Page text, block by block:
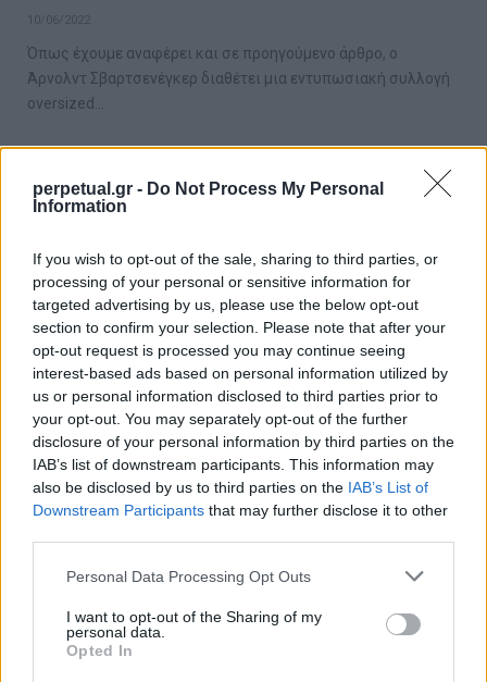
perpetual.gr - Do Not Process My Personal
Information
If you wish to opt-out of the sale, sharing to third parties, or
processing of your personal or sensitive information for
targeted advertising by us, please use the below opt-out
section to confirm your selection. Please note that after your
opt-out request is processed you may continue seeing
interest-based ads based on personal information utilized by
us or personal information disclosed to third parties prior to
your opt-out. You may separately opt-out of the further
disclosure of your personal information by third parties on the
IAB’s list of downstream participants. This information may
also be disclosed by us to third parties on the IAB’s List of
Downstream Participants that may further disclose it to other
Personal Data Processing Opt Outs
I want to opt-out of the Sharing of my
personal data.
Opted In
10/06/2022
Όπως έχουμε αναφέρει και σε προηγούμενο άρθρο, ο
Άρνολντ Σβαρτσενέγκερ διαθέτει μια εντυπωσιακή συλλογή
oversized…
WATCHES
Η Audemars Piguet μόλις κυκλοφόρησε
τρία εντυπωσιακά και στιβαρά ρολόγια
Το 1992 η Audemars Piguet κυκλοφόρησε ένα ρολόι το οποίο
προκάλεσε μεγάλες αντιδράσεις στους κύκλους…